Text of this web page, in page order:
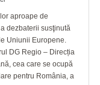
de
cu ANI, dar a fost salvat de
Andronescu
- acum 2 zile
nu le dă nicio speranţă PSD-
niciodată Timișoara. Nici în
3028, când Dominic Fritz
- 5 August 2026
Politehnica Timișoara
deplasare. Când sunt
pentru play-off
- 4 August
Sezonul marilor
elita cu un meci tare, în
va evolua în fața unei
A
ONLINE
aproape de
dezbaterii susţinută
Uniunii Europene.
DG Regio – Direcția
cea care se ocupă
pentru România, a